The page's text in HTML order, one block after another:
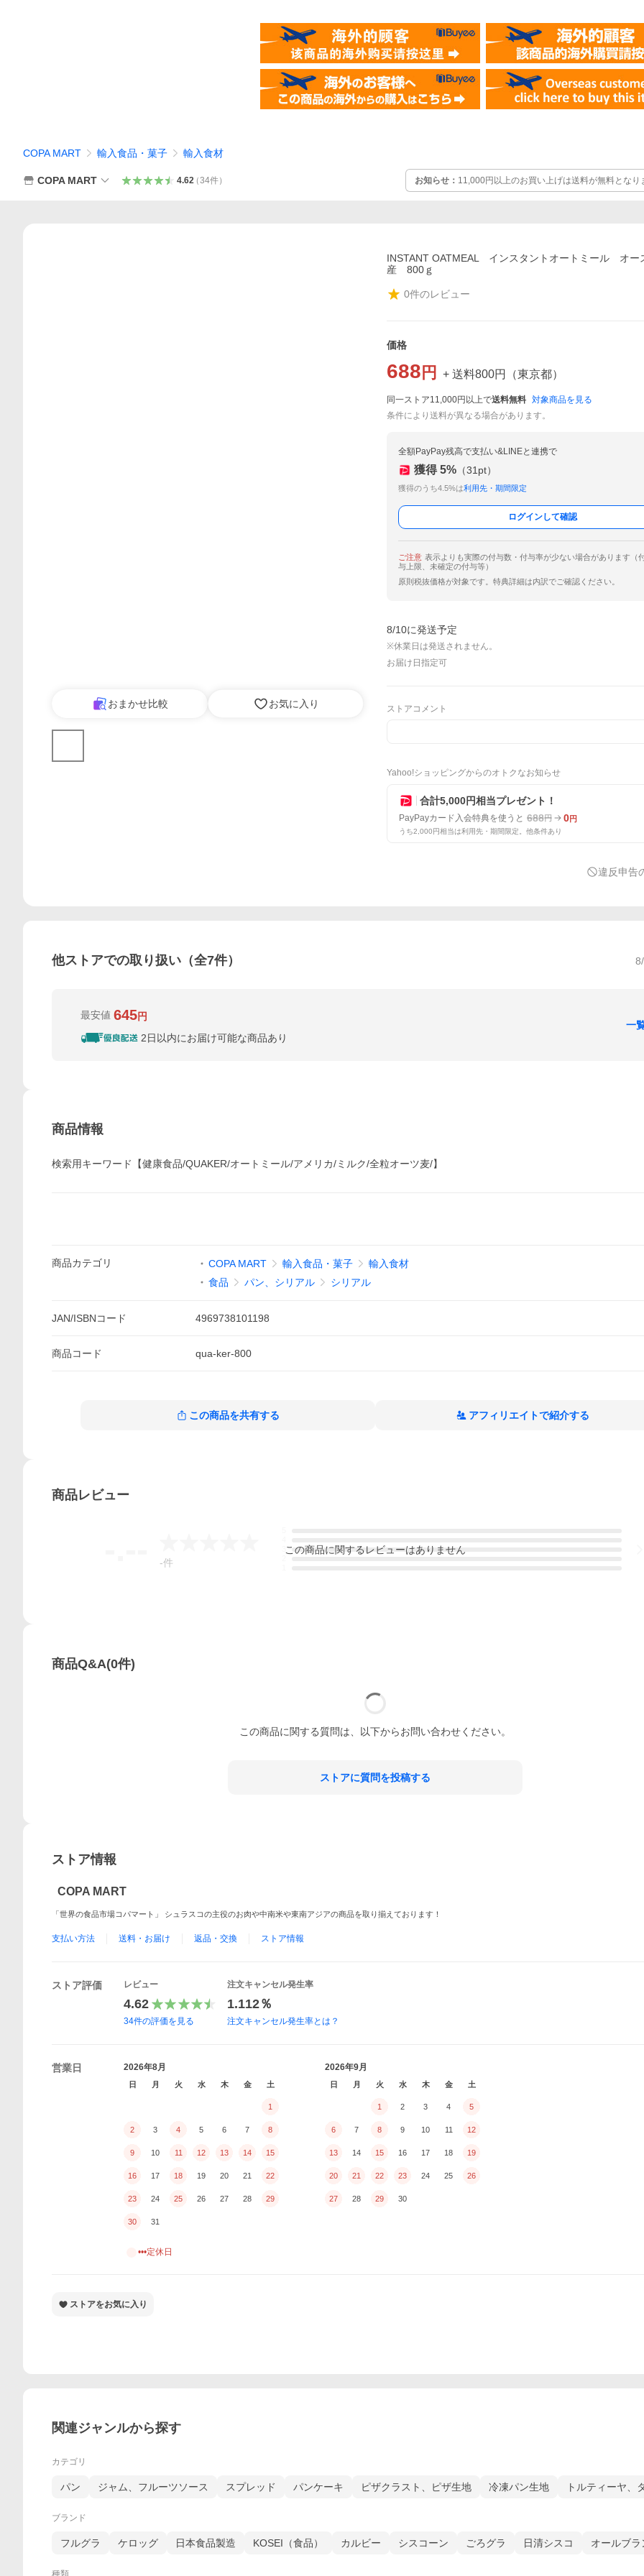
COPA MART 輸入食品・菓子 輸入食材
COPA MART 4.62（34件） お知らせ： 11,000円以上のお買い上げは送料が無料とな
おまかせ比較 お気に入り
INSTANT OATMEAL インスタントオートミール オー
産 800ｇ
0件のレビュー
価格
688 円 + 送料800円 （東京都）
同一ストア11,000円以上で送料無料 対象商品を見る
条件により送料が異なる場合があります。
全額PayPay残高で支払い&LINEと連携で
獲得 5% （31 pt）
獲得のうち4.5%は利用先・期間限定
ログインして確認
ご注意 表示よりも実際の付与数・付与率が少ない場合があります（
与上限、未確定の付与等）
原則税抜価格が対象です。特典詳細は内訳でご確認ください。
8/10に発送予定
※休業日は発送されません。
お届け日指定可
ストアコメント
Yahoo!ショッピングからのオトクなお知らせ
合計5,000円相当プレゼント！
PayPayカード入会特典を使うと 688円 0円
うち2,000円相当は利用先・期間限定。他条件あり
違反申告
他ストアでの取り扱い（全7件）
最安値 645円
2日以内にお届け可能な商品あり
一
商品情報
検索用キーワード【健康食品/QUAKER/オートミール/アメリカ/ミルク/全粒オーツ麦/】
商品カテゴリ COPA MART 輸入食品・菓子
輸入食材
食品
パン、シリアル シリアル
JAN/ISBNコード 4969738101198
商品コード qua-ker-800
この商品を共有する アフィリエイトで紹介する
商品レビュー
-件
この商品に関するレビューはありません
商品Q&A(0件)
この商品に関する質問は、以下からお問い合わせください。
ストアに質問を投稿する
ストア情報
COPA MART
「世界の食品市場コパマート」 シュラスコの主役のお肉や中南米や東南アジアの商品を取り揃えております！
支払い方法 送料・お届け 返品・交換 ストア情報
ストア評価 レビュー
4.62
34件の評価を見る
注文キャンセル発生率
1.112％
注文キャンセル発生率とは？
営業日 2026年8月
日 月 火 水 木 金 土
1
2 3 4 5 6 7 8
9 10 11 12 13 14 15
16 17 18 19 20 21 22
23 24 25 26 27 28 29
30 31
2026年9月
日 月 火 水 木 金 土
1 2 3 4 5
6 7 8 9 10 11 12
13 14 15 16 17 18 19
20 21 22 23 24 25 26
27 28 29 30
•••定休日
ストアをお気に入り
関連ジャンルから探す
カテゴリ
パン ジャム、フルーツソース スプレッド パンケーキ ピザクラスト、ピザ生地 冷凍パン生地 トルティーヤ、
ブランド
フルグラ ケロッグ 日本食品製造 KOSEI（食品） カルビー シスコーン ごろグラ 日清シスコ オールブラ
種類